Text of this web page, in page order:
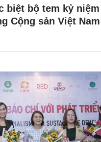
biệt bộ tem kỷ niệm
Cộng sản Việt Nam